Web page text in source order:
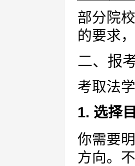
部分院
的要求
二、报
考取法
1. 选择
你需要
方向。